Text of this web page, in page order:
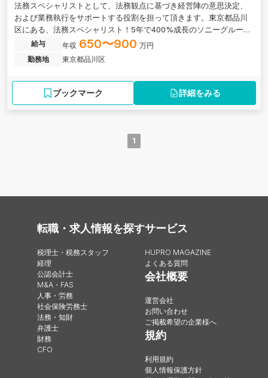
法務スペシャリストとして、法務観点に基づき経営陣の意思決定、
および業務執行をサポートする役割を担って頂きます。東京都品川
区にある、法務スペシャリスト！5年で400%成長のソニーグループ
のマーケティング・テクノロジー会社の求人です。
給与 年収 650〜900 万円
勤務地
東京都品川区
ブックマーク 詳細をみる
1
転職・求人情報を探す
税理士・税務スタッフ
経理
公認会計士
M&A・FAS
人事・労務
社会保険労務士
法務・知財
弁護士
財務
CFO
サービス
HUPRO MAGAZINE
よくある質問
会社概要
運営会社
お問い合わせ
ご掲載希望の企業様へ
規約
利用規約
個人情報保護方針